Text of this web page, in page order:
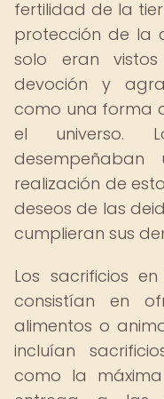
fertilidad de la
protección de la
solo eran
devoción y
como una forma
el universo.
realización de
deseos de las
cumplieran sus
Los sacrificios
consistían en
alimentos o
incluían
como la